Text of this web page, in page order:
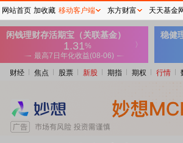
财经 焦点 股票 新股 期指 期权 行情
网站首页 加收藏 移动客户端 东方财富 天天基金